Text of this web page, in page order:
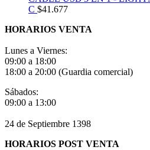
C $41.677
HORARIOS VENTA
Lunes a Viernes:
09:00 a 18:00
18:00 a 20:00 (Guardia comercial)
Sábados:
09:00 a 13:00
24 de Septiembre 1398
HORARIOS POST VENTA